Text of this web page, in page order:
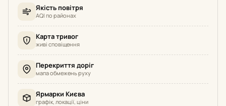
Якість повітря
AQI по районах
Карта тривог
живі сповіщення
Перекриття доріг
мапа обмежень руху
Ярмарки Києва
графік, локації, ціни